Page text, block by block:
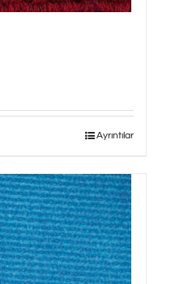
Ayrıntılar